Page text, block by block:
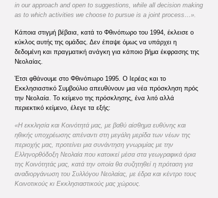
in our approach and open to suggestions, while all decision making
as to which activities we choose to pursue is a joint process…».
Κάποια στιγμή βέβαια, κατά το Φθινόπωρο του 1994, έκλεισε ο
κύκλος αυτής της ομάδας. Δεν έπαψε όμως να υπάρχει η
δεδομένη και πραγματική ανάγκη για κάποιο βήμα έκφρασης της
Νεολαίας.
Έτσι φθάνουμε στο Φθινόπωρο 1995. Ο Ιερέας και το
Εκκλησιαστικό Συμβούλιο απευθύνουν μια νέα πρόσκληση πρός
την Νεολαία. Το κείμενο της πρόσκλησης, ένα λιτό αλλά
περιεκτικό κείμενο, έλεγε τα εξής:
«Η εκκλησία και Κοινότητά μας, με βαθύ αίσθημα ευθύνης και
ηθικής υποχρέωσης απέναντι στη μεγάλη μερίδα των νέων της
περιοχής μας, προτείνει μια συνάντηση γνωριμίας με την
Ελληνορθόδοξη Νεολαία που κατοικεί μέσα στα γεωγραφικά όρια
της Κοινότητάς μας, κατά την οποία θα συζητηθεί η πρόταση για
αναδιοργάνωση του Συλλόγου Νεολαίας, με έδρα και κέντρο τους
Κοινοτικούς κι Εκκλησιαστικούς μας χώρους.